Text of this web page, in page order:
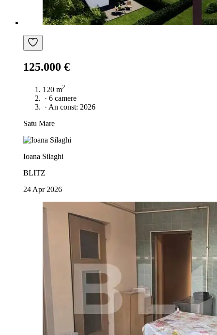
125.000 €
120 m2
· 6 camere
· An const: 2026
Satu Mare
Ioana Silaghi
BLITZ
24 Apr 2026